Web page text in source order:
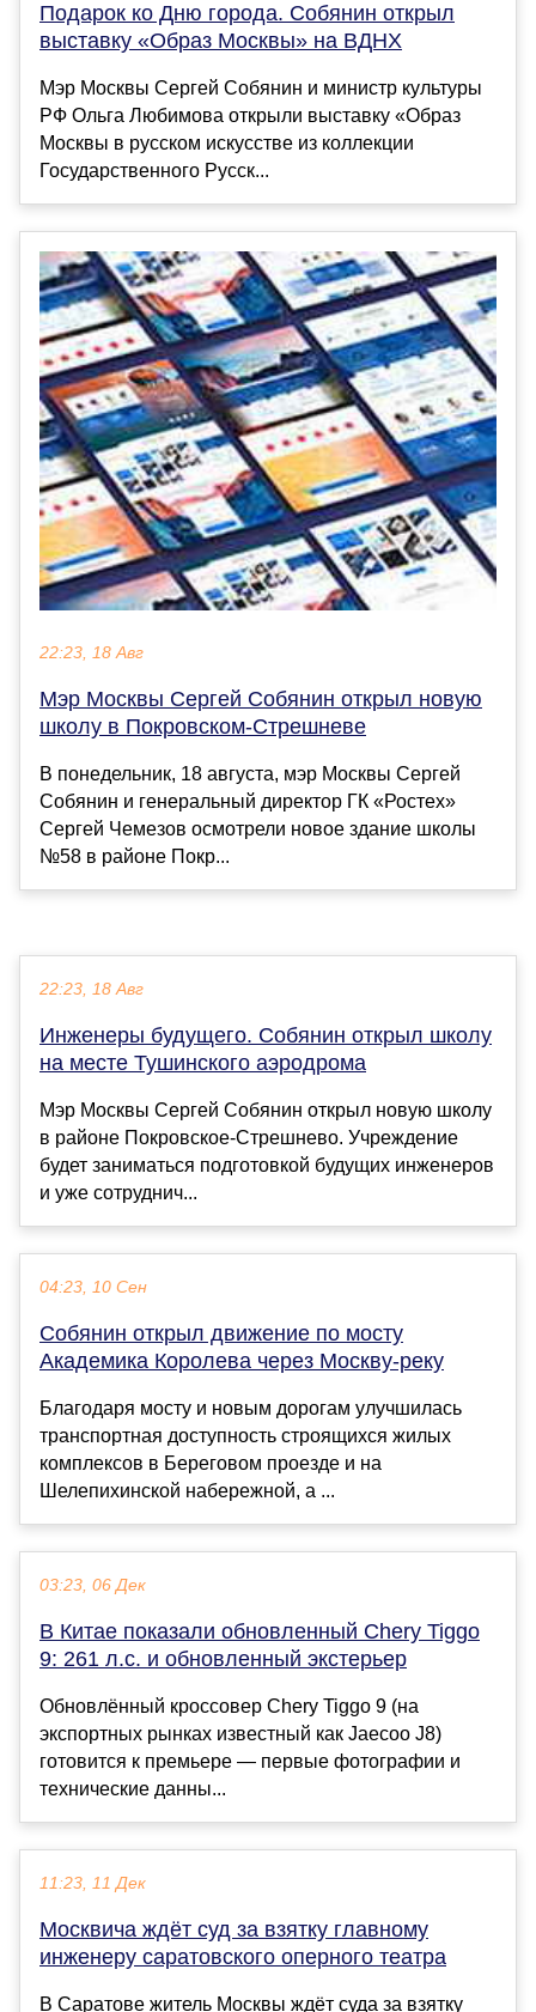
Подарок ко Дню города. Собянин открыл
выставку «Образ Москвы» на ВДНХ
Мэр Москвы Сергей Собянин и министр культуры
РФ Ольга Любимова открыли выставку «Образ
Москвы в русском искусстве из коллекции
Государственного Русск...
22:23, 18 Авг
Мэр Москвы Сергей Собянин открыл новую
школу в Покровском-Стрешневе
В понедельник, 18 августа, мэр Москвы Сергей
Собянин и генеральный директор ГК «Ростех»
Сергей Чемезов осмотрели новое здание школы
№58 в районе Покр...
22:23, 18 Авг
Инженеры будущего. Собянин открыл школу
на месте Тушинского аэродрома
Мэр Москвы Сергей Собянин открыл новую школу
в районе Покровское-Стрешнево. Учреждение
будет заниматься подготовкой будущих инженеров
и уже сотруднич...
04:23, 10 Сен
Собянин открыл движение по мосту
Академика Королева через Москву-реку
Благодаря мосту и новым дорогам улучшилась
транспортная доступность строящихся жилых
комплексов в Береговом проезде и на
Шелепихинской набережной, а ...
03:23, 06 Дек
В Китае показали обновленный Chery Tiggo
9: 261 л.с. и обновленный экстерьер
Обновлённый кроссовер Chery Tiggo 9 (на
экспортных рынках известный как Jaecoo J8)
готовится к премьере — первые фотографии и
технические данны...
11:23, 11 Дек
Москвича ждёт суд за взятку главному
инженеру саратовского оперного театра
В Саратове житель Москвы ждёт суда за взятку